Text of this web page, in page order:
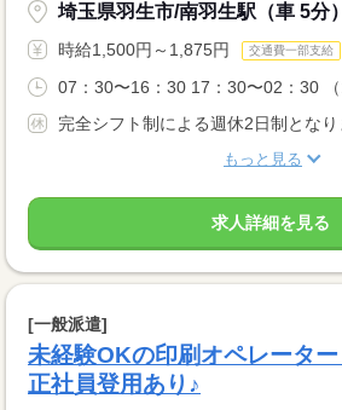
埼玉県羽生市/南羽生駅（車 5分）
時給1,500円～1,875円 交通費一部支給
07：30〜16：30 17：30〜02：30
完全シフト制による週休2日制とな
もっと見る
求人詳細を見る
[一般派遣]
未経験OKの印刷オペレータ
正社員登用あり♪